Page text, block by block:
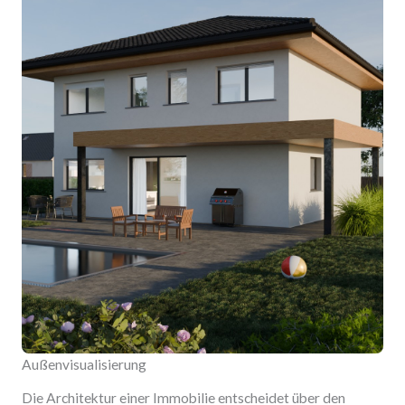
Außenvisualisierung
Die Architektur einer Immobilie entscheidet über den